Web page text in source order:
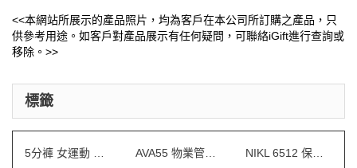
<<本網站所展示的產品照片，均為客戶在本公司所訂購之產品，只
供參考用途。如客戶對產品展示有任何疑問，可聯絡iGift進行查詢或
移除。>>
標籤
AVA55 物業管理會所制服